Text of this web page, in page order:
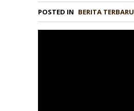
POSTED IN BERITA TERBARU